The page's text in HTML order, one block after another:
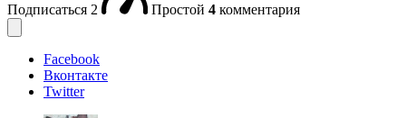
Подписаться 2 Простой 4 комментария
Facebook
Вконтакте
Twitter